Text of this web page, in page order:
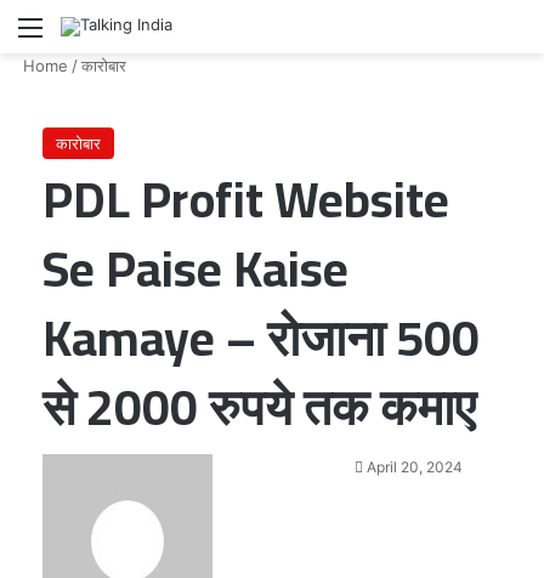
Menu
Home /कारोबार
कारोबार
PDL Profit Website
Se Paise Kaise
Kamaye – रोजाना 500
से 2000 रुपये तक कमाए
SendApril 20, 2024